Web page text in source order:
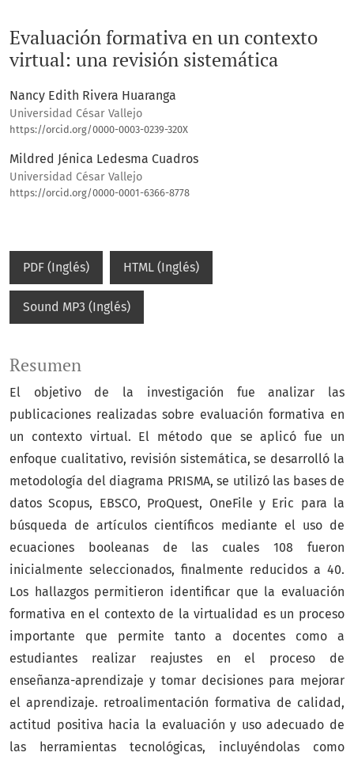
Evaluación formativa en un contexto
virtual: una revisión sistemática
Nancy Edith Rivera Huaranga
Universidad César Vallejo
https://orcid.org/0000-0003-0239-320X
Mildred Jénica Ledesma Cuadros
Universidad César Vallejo
https://orcid.org/0000-0001-6366-8778
PDF (Inglés) HTML (Inglés)
Sound MP3 (Inglés)
Resumen
El objetivo de la investigación fue analizar las
publicaciones realizadas sobre evaluación formativa en
un contexto virtual. El método que se aplicó fue un
enfoque cualitativo, revisión sistemática, se desarrolló la
metodología del diagrama PRISMA, se utilizó las bases de
datos Scopus, EBSCO, ProQuest, OneFile y Eric para la
búsqueda de artículos científicos mediante el uso de
ecuaciones booleanas de las cuales 108 fueron
inicialmente seleccionados, finalmente reducidos a 40.
Los hallazgos permitieron identificar que la evaluación
formativa en el contexto de la virtualidad es un proceso
importante que permite tanto a docentes como a
estudiantes realizar reajustes en el proceso de
enseñanza-aprendizaje y tomar decisiones para mejorar
el aprendizaje. retroalimentación formativa de calidad,
actitud positiva hacia la evaluación y uso adecuado de
las herramientas tecnológicas, incluyéndolas como